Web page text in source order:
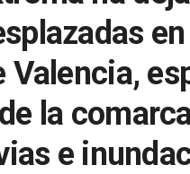
Valencia,
la
e